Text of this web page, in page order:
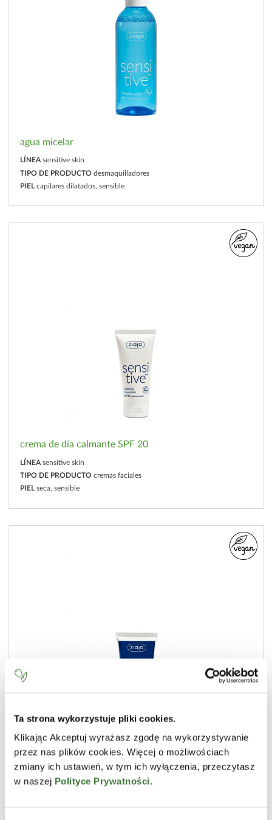
Ta strona wykorzystuje pliki cookies.
Klikając Akceptuj wyrażasz zgodę na wykorzystywanie
przez nas plików cookies. Więcej o możliwościach
zmiany ich ustawień, w tym ich wyłączenia, przeczytasz
w naszej Polityce Prywatności.
agua micelar
LÍNEA sensitive skin
TIPO DE PRODUCTO desmaquilladores
PIEL capilares dilatados, sensible
crema de día calmante SPF 20
LÍNEA sensitive skin
TIPO DE PRODUCTO cremas faciales
PIEL seca, sensible
crema de noche reafirmante
LÍNEA sensitive skin
TIPO DE PRODUCTO cremas faciales